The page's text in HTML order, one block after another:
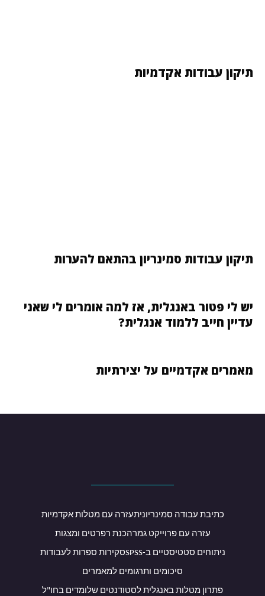
תיקון עבודות אקדמיות
תיקון עבודות סמינריון בהתאם להערות
יש לי פטור באנגלית, אז למה אומרים לי שאני
עדיין חייב ללמוד אנגלית?
מאמרים אקדמיים על יצירתיות
כתיבת עבודה סמינריוניתעזרה עם מטלות אקדמיות
עזרה עם פרוייקט גמרהכנת רפרטים ומצגות
ניתוחים סטטיסטיים ב-SPSS סקירות ספרות לעבודות
סיכומים ותרגומים למאמרים
פתרון מטלות באנגלית לסטודנטים שלומדים בחו"ל